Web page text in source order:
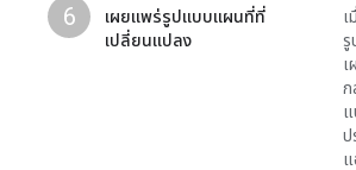
6
เผยแพร่รูปแบบแผนที่ที่
เปลี่ยนแปลง
เ
ก
แ
ป